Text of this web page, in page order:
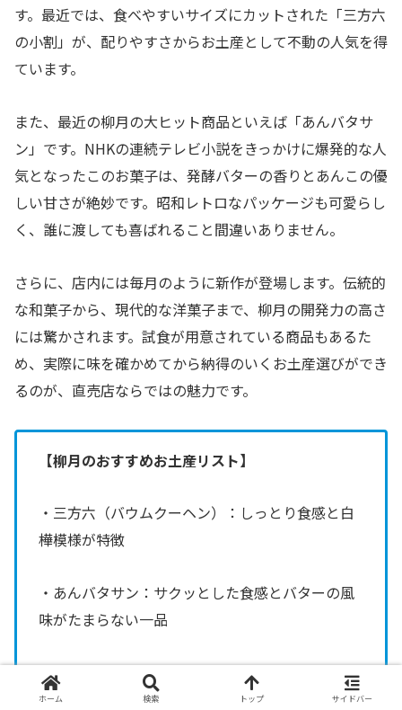
す。最近では、食べやすいサイズにカットされた「三方六
の小割」が、配りやすさからお土産として不動の人気を得
ています。
また、最近の柳月の大ヒット商品といえば「あんバタサ
ン」です。NHKの連続テレビ小説をきっかけに爆発的な人
気となったこのお菓子は、発酵バターの香りとあんこの優
しい甘さが絶妙です。昭和レトロなパッケージも可愛らし
く、誰に渡しても喜ばれること間違いありません。
さらに、店内には毎月のように新作が登場します。伝統的
な和菓子から、現代的な洋菓子まで、柳月の開発力の高さ
には驚かされます。試食が用意されている商品もあるた
め、実際に味を確かめてから納得のいくお土産選びができ
るのが、直売店ならではの魅力です。
【柳月のおすすめお土産リスト】
・三方六（バウムクーヘン）：しっとり食感と白
樺模様が特徴
・あんバタサン：サクッとした食感とバターの風
味がたまらない一品
・鮭の間食（しゃけのかんしょく）：鮭の形をし
た可愛らしいお煎餅
ホーム 検索 トップ サイドバー